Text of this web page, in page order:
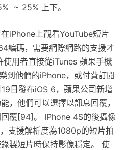
~ 25% 上下。
iPhone上觀看YouTube短片
編碼，需要網際網路的支援才
用者直接從iTunes 蘋果手機
到他們的iPhone，或付費訂閱
日發布iOS 6，蘋果公司新增
，他們可以選擇以訊息回覆，
覆[94]。 IPhone 4S的後攝像
支援解析度為1080p的短片拍
製短片時保持影像穩定。 使